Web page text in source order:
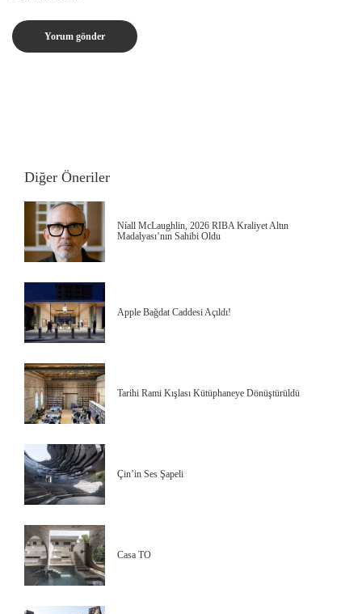
Diğer Öneriler
Níall McLaughlin, 2026 RIBA Kraliyet Altın
Madalyası’nın Sahibi Oldu
Apple Bağdat Caddesi Açıldı!
Tarihi Rami Kışlası Kütüphaneye Dönüştürüldü
Çin’in Ses Şapeli
Casa TO